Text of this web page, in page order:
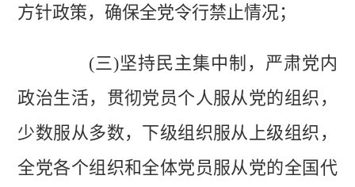
方针政策，确保全党令行禁止情况；
(三)坚持民主集中制，严肃党内
政治生活，贯彻党员个人服从党的组织，
少数服从多数，下级组织服从上级组织，
全党各个组织和全体党员服从党的全国代